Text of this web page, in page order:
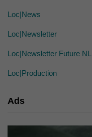
Loc|News
Loc|Newsletter
Loc|Newsletter Future NL
Loc|Production
Ads